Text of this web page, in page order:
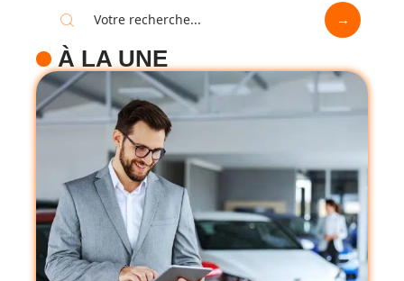
À LA UNE